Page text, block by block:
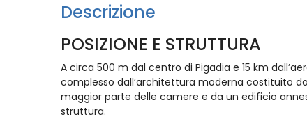
Descrizione
POSIZIONE E STRUTTURA
A circa 500 m dal centro di Pigadia e 15 km
complesso dall’architettura moderna costituito
maggior parte delle camere e da un edificio
struttura.